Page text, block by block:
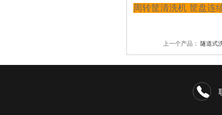
周转筐清洗机 筐盘连
上一个产品： 隧道式